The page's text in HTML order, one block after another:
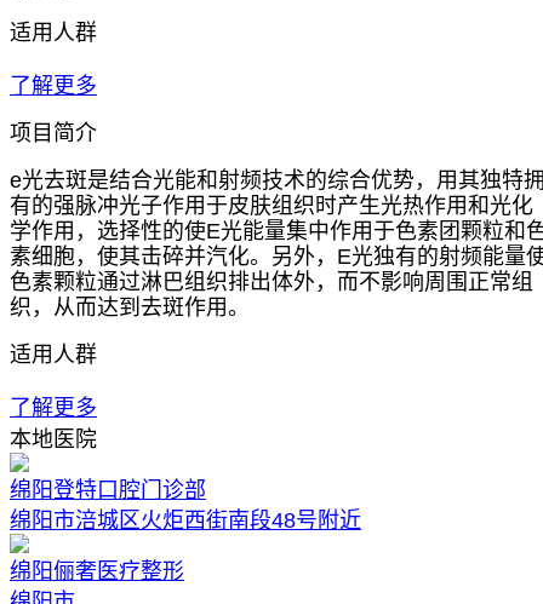
适用人群
了解更多
项目简介
e光去斑是结合光能和射频技术的综合优势，用其独特
有的强脉冲光子作用于皮肤组织时产生光热作用和光化
学作用，选择性的使E光能量集中作用于色素团颗粒和
素细胞，使其击碎并汽化。另外，E光独有的射频能量
色素颗粒通过淋巴组织排出体外，而不影响周围正常组
织，从而达到去斑作用。
适用人群
了解更多
本地医院
绵阳登特口腔门诊部
绵阳市涪城区火炬西街南段48号附近
绵阳俪奢医疗整形